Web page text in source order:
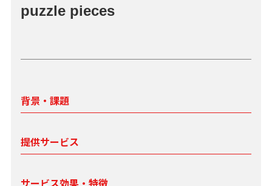
puzzle pieces
背景・課題
提供サービス
サービス効果・特徴